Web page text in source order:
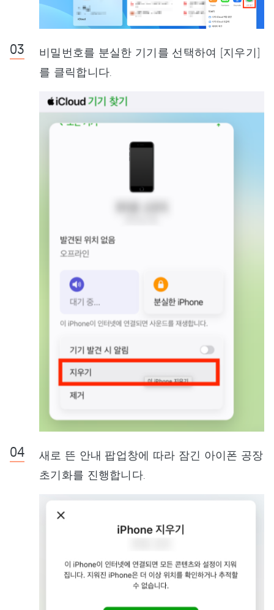
비밀번호를 분실한 기기를 선택하여 [지우기]
를 클릭합니다.
새로 뜬 안내 팝업창에 따라 잠긴 아이폰 공장
초기화를 진행합니다.